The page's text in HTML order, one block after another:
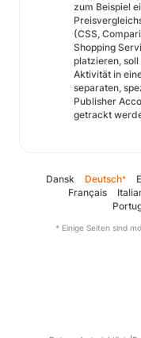
zum Beispiel
(CSS,
Shopping
platzieren, soll
Aktivität in
separaten,
Publisher
getrackt
Dansk Deutsch*
Français
* Einige Seiten sind